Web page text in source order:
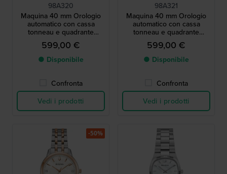
98A320
Maquina 40 mm Orologio
automatico con cassa
tonneau e quadrante
scheletrato
599,00 €
● Disponibile
Confronta
Vedi i prodotti
98A321
Maquina 40 mm Orologio
automatico con cassa
tonneau e quadrante
scheletrato
599,00 €
● Disponibile
Confronta
Vedi i prodotti
-50%